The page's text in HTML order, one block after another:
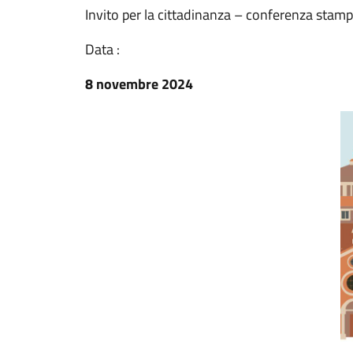
Invito per la cittadinanza – conferenza
Data :
8 novembre 2024